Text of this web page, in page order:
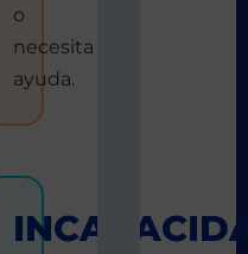
o
necesita
ayuda.